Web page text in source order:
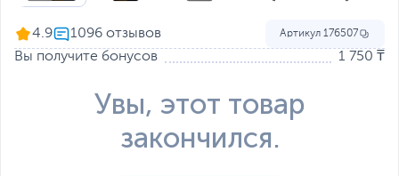
4.9 Артикул 176507
Вы получите бонусов 1 750 ₸
Увы, этот товар
закончился.